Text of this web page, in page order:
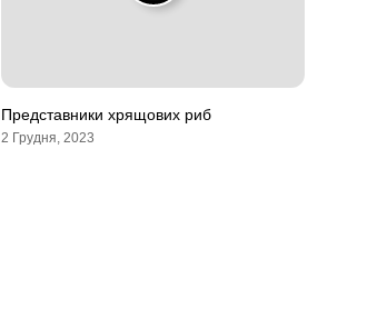
Представники хрящових риб
2 Грудня, 2023